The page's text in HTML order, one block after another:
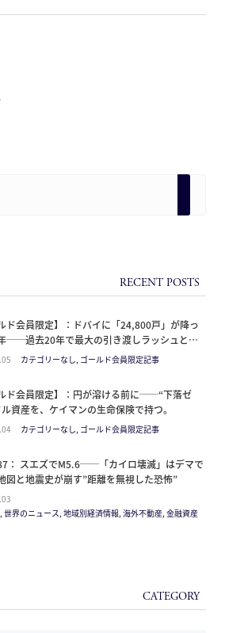
ド会員限定】：ドバイに「24,800戸」が降っ
──過去20年で最大の引き渡しラッシュと、
が崩した“安全神話”。2027年の供給ピーク
カテゴリーなし, ゴールド会員限定記事
ルド会員限定】：円が溶ける前に──“下落ゼ
資産を、ケイマンの生命保険で持つ。
カテゴリーなし, ゴールド会員限定記事
： スエズでM5.6──「カイロ壊滅」はデマで
図と地震史が崩す”距離を無視した恐怖”
世界のニュース, 地域別経済情報, 海外不動産, 金融資産